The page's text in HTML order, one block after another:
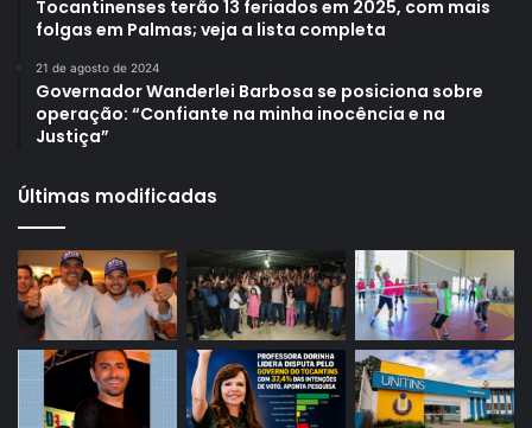
Tocantinenses terão 13 feriados em 2025, com mais
folgas em Palmas; veja a lista completa
21 de agosto de 2024
Governador Wanderlei Barbosa se posiciona sobre
operação: “Confiante na minha inocência e na
Justiça”
Últimas modificadas